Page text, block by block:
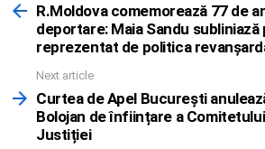
moreR.Moldova comemorează 77 de
deportare: Maia Sandu
reprezentat de politica
Next article
Curtea de Apel București
Bolojan de înființare a
Justiției